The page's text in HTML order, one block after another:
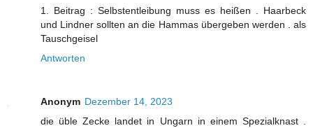
1. Beitrag : Selbstentleibung muss es heißen . Haarbeck
und Lindner sollten an die Hammas übergeben werden . als
Tauschgeisel
Antworten
Anonym Dezember 14, 2023
die üble Zecke landet in Ungarn in einem Spezialknast .